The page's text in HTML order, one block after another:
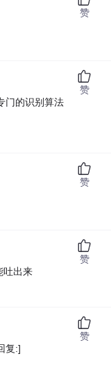
赞
门的识别算法
赞
赞
吐出来
赞
复:]
赞